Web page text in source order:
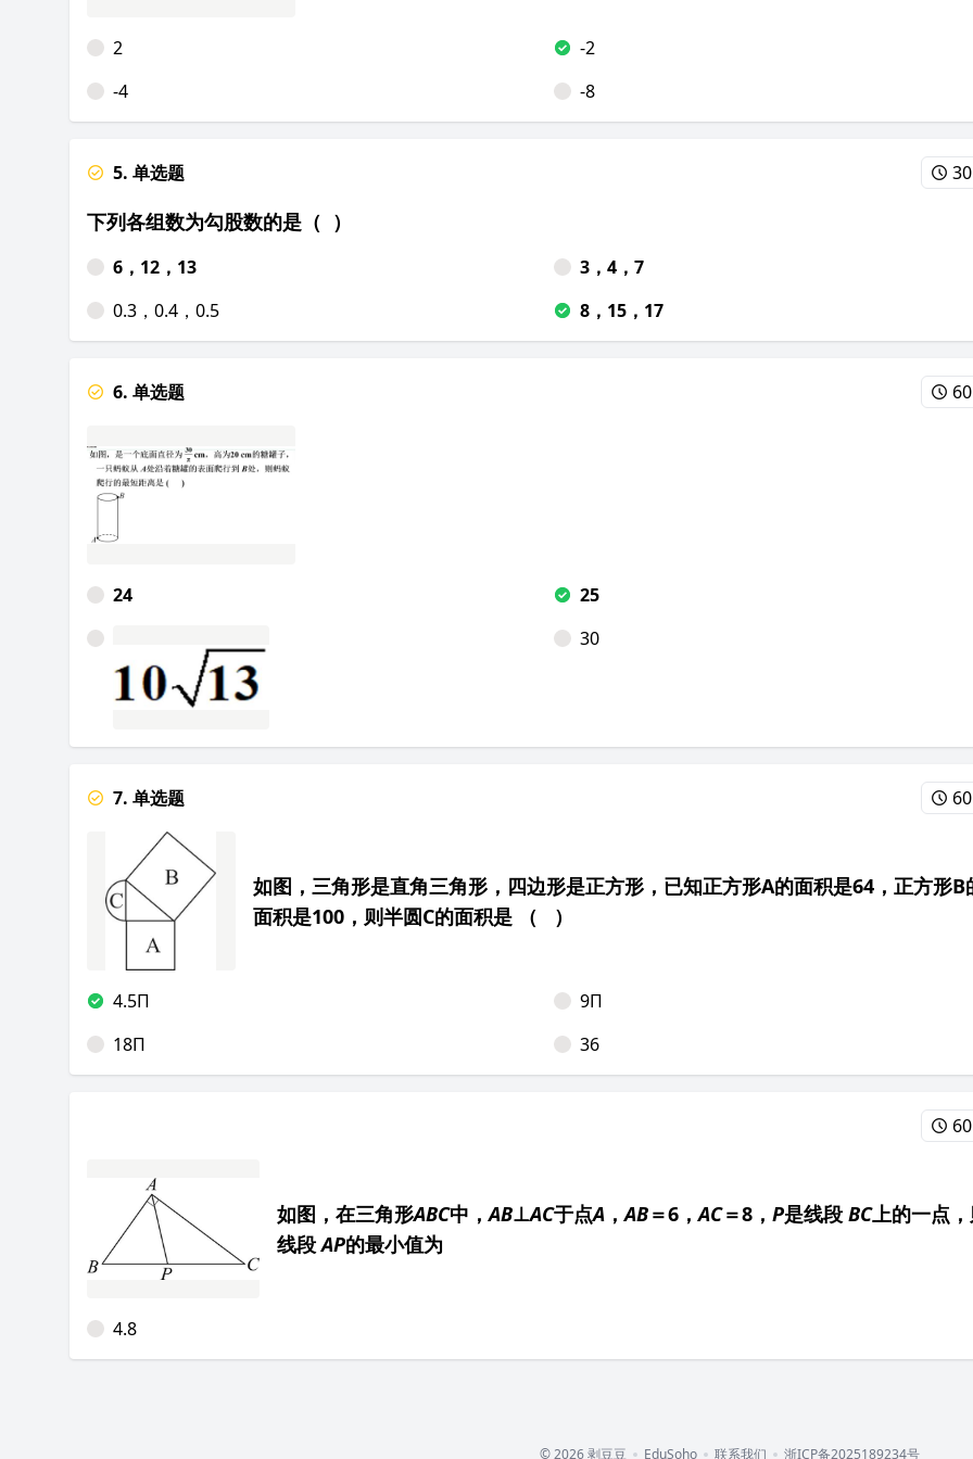
2
-2
-4
-8
5. 单选题
下列各组数为勾股数的是（ ）
6，12，13
3，4，7
0.3，0.4，0.5
8，15，17
6. 单选题
24
25
30
7. 单选题
如图，三角形是直角三角形，四边形是正方形，已知正方形A的面积是64，正方形B
面积是100，则半圆C的面积是 （ ）
4.5Π
9Π
18Π
36
如图，在三角形ABC中，AB⊥AC于点A，AB＝6，AC＝8， P是线段 BC上的一点
线段AP的最小值为
4.8
© 2026 剥豆豆 EduSoho 联系我们 浙ICP备2025189234号